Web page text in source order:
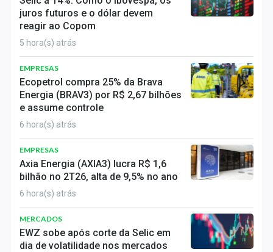
Empresas
Brasil
Política
Money Trader
Colunas
Especiais
Internacional
Marketing
Tecnologia
juros futuros e o dólar devem
reagir ao Copom
5 hora(s) atrás
EMPRESAS
Ecopetrol compra 25% da Brava
Energia (BRAV3) por R$ 2,67 bilhões
e assume controle
6 hora(s) atrás
EMPRESAS
Axia Energia (AXIA3) lucra R$ 1,6
bilhão no 2T26, alta de 9,5% no ano
6 hora(s) atrás
MERCADOS
EWZ sobe após corte da Selic em
dia de volatilidade nos mercados